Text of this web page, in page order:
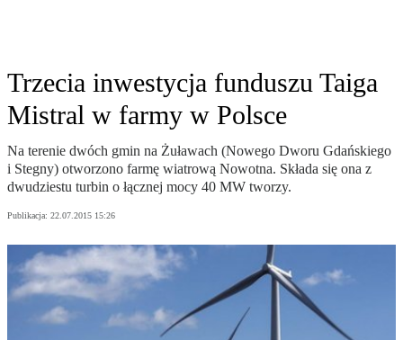
Trzecia inwestycja funduszu Taiga
Mistral w farmy w Polsce
Na terenie dwóch gmin na Żuławach (Nowego Dworu Gdańskiego
i Stegny) otworzono farmę wiatrową Nowotna. Składa się ona z
dwudziestu turbin o łącznej mocy 40 MW tworzy.
Publikacja: 22.07.2015 15:26